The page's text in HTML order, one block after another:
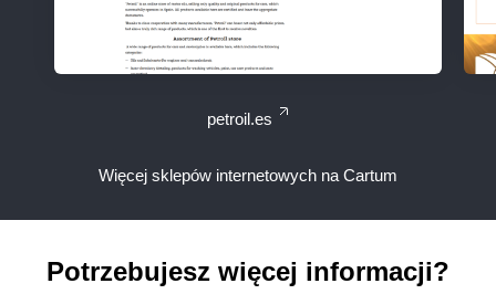
petroil.es
Więcej sklepów internetowych na Cartum
Potrzebujesz więcej informacji?